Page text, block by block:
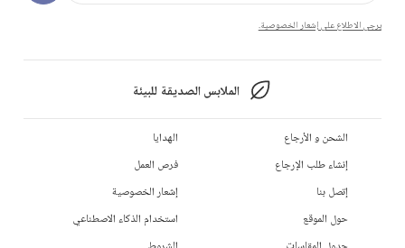
يرجى الاطلاع على إشعار الخصوصية.
الملابس الصديقة للبيئة
الشحن و الأرجاع
إنشاء طلب الإرجاع
إتصل بنا
حول الموقع
الهدايا
فرص العمل
إشعار الخصوصية
استخدام الذكاء الاصطناعي